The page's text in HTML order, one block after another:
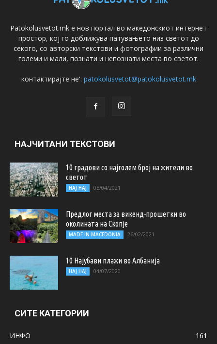
Patokolusvetot.mk е нов портал во македонскиот интернет
простор, кој го доближува патувањето низ светот до
секого, со авторски текстови и фотографии за различни
големи и мали, познати и непознати места во светот.
контактирајте не': patokolusvetot@patokolusvetot.mk
НАЈЧИТАНИ ТЕКСТОВИ
10 градови со најголем број на жители во
светот
НАЈ НАЈ 05/04/2021
Предлог места за викенд-прошетки во
околината на Скопје
MADE IN MACEDONIA 26/02/2021
10 Најубави плажи во Албанија
НАЈ НАЈ 04/07/2020
СИТЕ КАТЕГОРИИ
ИНФО 161